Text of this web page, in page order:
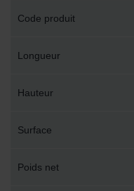
Code produit
Longueur
Hauteur
Surface
Poids net